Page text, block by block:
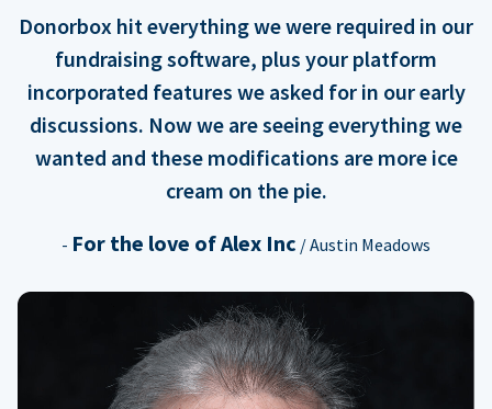
Donorbox hit everything we were required in our
fundraising software, plus your platform
incorporated features we asked for in our early
discussions. Now we are seeing everything we
wanted and these modifications are more ice
cream on the pie.
- For the love of Alex Inc / Austin Meadows